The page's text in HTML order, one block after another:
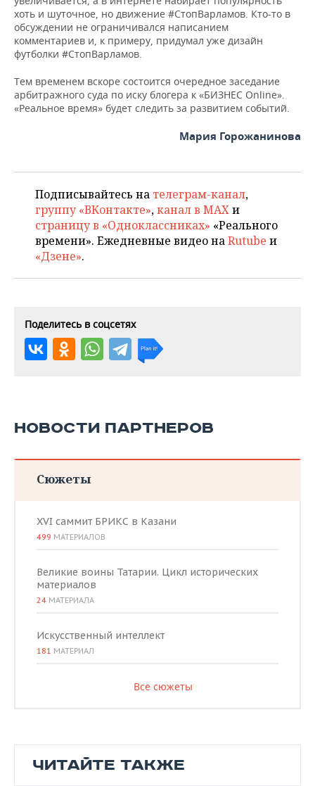
хоть и шуточное, но движение #СтопВарламов. Кто-то в
обсуждении не ограничивался написанием
комментариев и, к примеру, придумал уже дизайн
футболки #СтопВарламов.
Тем временем вскоре состоится очередное заседание
арбитражного суда по иску блогера к «БИЗНЕС Online».
«Реальное время» будет следить за развитием событий.
Мария Горожанинова
Подписывайтесь на телеграм-канал,
группу «ВКонтакте»,канал в MAXи
страницу в «Одноклассниках» «Реального
времени». Ежедневные видео наRutube и
«Дзене».
Поделитесь в соцсетях
НОВОСТИ ПАРТНЕРОВ
Сюжеты
XVI саммит БРИКС в Казани
499 МАТЕРИАЛОВ
Великие воины Татарии. Цикл исторических
материалов
24 МАТЕРИАЛА
Искусственный интеллект
181 МАТЕРИАЛ
Все сюжеты
ЧИТАЙТЕ ТАКЖЕ